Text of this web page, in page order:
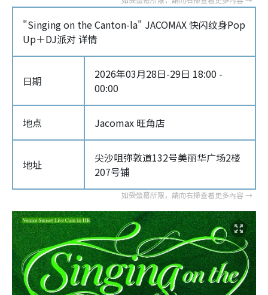
"Singing on the Canton-la" JACOMAX 快闪纹身Pop
Up＋DJ派对 详情
日期
2026年03月28日-29日 18:00 -
00:00
地点 Jacomax 旺角店
地址
尖沙咀弥敦道132号美丽华广场2楼
207号铺